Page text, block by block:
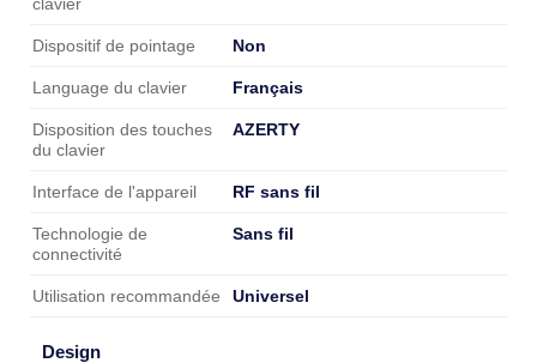
clavier
Dispositif de pointage Non
Language du clavier Français
Disposition des touches
du clavier
AZERTY
Interface de l'appareil RF sans fil
Technologie de
connectivité
Sans fil
Utilisation recommandée Universel
Design